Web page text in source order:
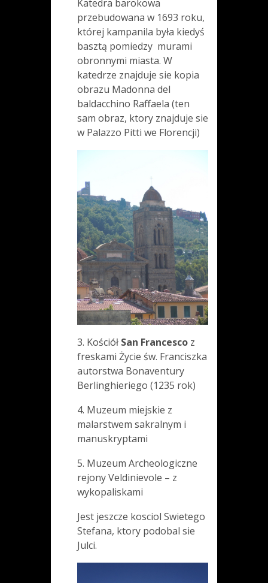
Katedra barokowa
przebudowana w 1693 roku,
której kampanila była kiedyś
basztą pomiedzy murami
obronnymi miasta. W
katedrze znajduje sie kopia
obrazu Madonna del
baldacchino Raffaela (ten
sam obraz, ktory znajduje sie
w Palazzo Pitti we Florencji)
3. Kościół San Francesco z
freskami Życie św. Franciszka
autorstwa Bonaventury
Berlinghieriego (1235 rok)
4. Muzeum miejskie z
malarstwem sakralnym i
manuskryptami
5. Muzeum Archeologiczne
rejony Veldinievole – z
wykopaliskami
Jest jeszcze kosciol Swietego
Stefana, ktory podobal sie
Julci.